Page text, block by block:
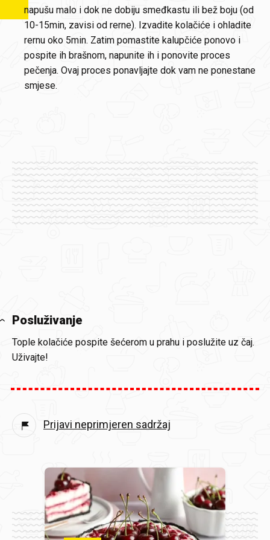
napušu malo i dok ne dobiju smeđkastu ili bež boju (od
10-15min, zavisi od rerne). Izvadite kolačiće i ohladite
rernu oko 5min. Zatim pomastite kalupčiće ponovo i
pospite ih brašnom, napunite ih i ponovite proces
pečenja. Ovaj proces ponavljajte dok vam ne ponestane
smjese.
Posluživanje
Tople kolačiće pospite šećerom u prahu i poslužite uz čaj.
Uživajte!
Prijavi neprimjeren sadržaj